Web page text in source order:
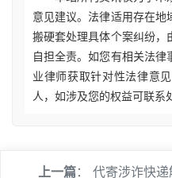
意见建议。法律适用存在地
搬硬套处理具体个案纠纷，
自担全责。如您有相关法律
业律师获取针对性法律意
人，如涉及您的权益可联系
上一篇： 代寄涉诈快递